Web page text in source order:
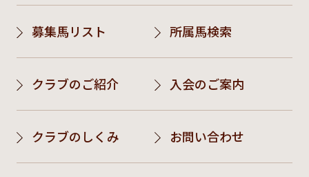
募集馬リスト 所属馬検索
クラブのご紹介 入会のご案内
クラブのしくみ お問い合わせ